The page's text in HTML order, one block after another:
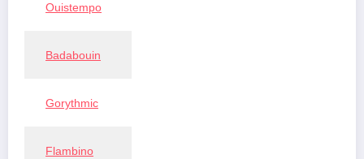
Ouistempo
Badabouin
Gorythmic
Flambino